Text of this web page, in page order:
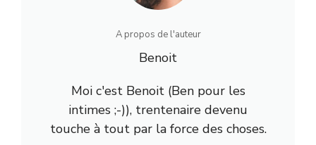
A propos de l'auteur
Benoit
Moi c'est Benoit (Ben pour les
intimes ;-)), trentenaire devenu
touche à tout par la force des choses.